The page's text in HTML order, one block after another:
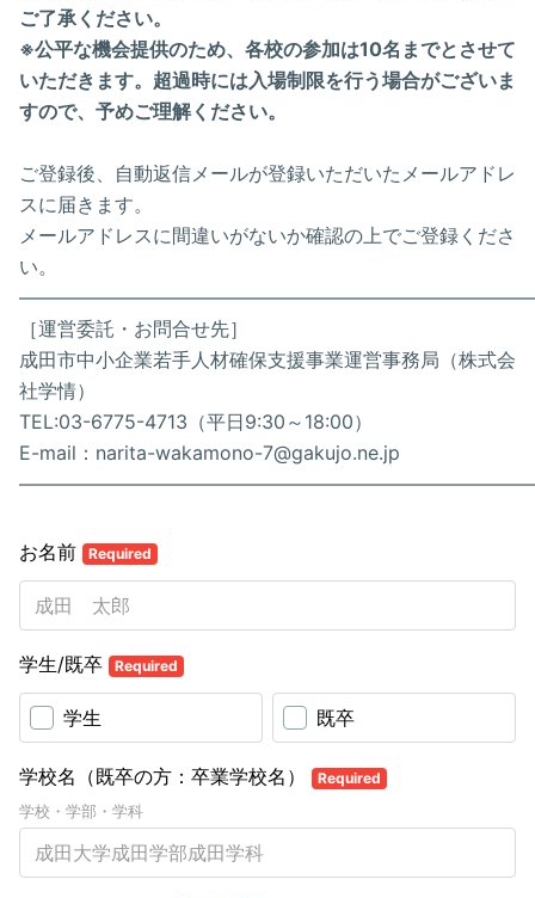
ご了承ください。
※公平な機会提供のため、各校の参加は10名までとさせて
いただきます。超過時には入場制限を行う場合がございま
すので、予めご理解ください。
ご登録後、自動返信メールが登録いただいたメールアドレ
スに届きます。
メールアドレスに間違いがないか確認の上でご登録くださ
い。
［運営委託・お問合せ先］
成田市中小企業若手人材確保支援事業運営事務局（株式会
社学情）
TEL:03-6775-4713（平日9:30～18:00）
E-mail：narita-wakamono-7@gakujo.ne.jp
お名前 Required
学生/既卒 Required
学生 既卒
学校名（既卒の方：卒業学校名） Required
学校・学部・学科